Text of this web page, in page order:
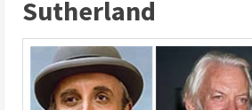
Sutherland